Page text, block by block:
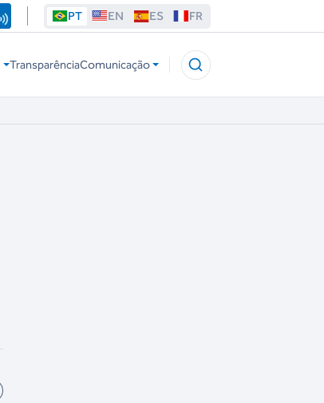
PT EN ES FR
TransparênciaComunicação